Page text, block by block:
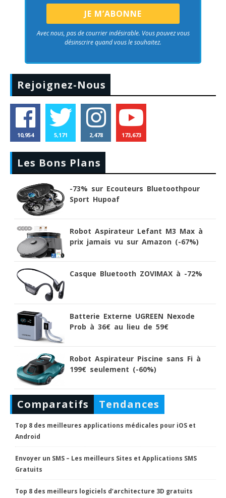
Avec nous, pas de courrier indésirable. Vous pouvez vous
désinscrire quand vous le souhaitez.
Rejoignez-Nous
10,954 5,171 2,478 173,673
Les Bons Plans
-73% sur Ecouteurs Bluetoothpour
Sport Hupoaf
Robot Aspirateur Lefant M3 Max à
prix jamais vu sur Amazon (-67%)
Casque Bluetooth ZOVIMAX à -72%
Batterie Externe UGREEN Nexode
Prob à 36€ au lieu de 59€
Robot Aspirateur Piscine sans Fi à
199€ seulement (-60%)
Comparatifs Tendances
Top 8 des meilleures applications médicales pour iOS et
Android
Envoyer un SMS – Les meilleurs Sites et Applications SMS
Gratuits
Top 8 des meilleurs logiciels d’architecture 3D gratuits